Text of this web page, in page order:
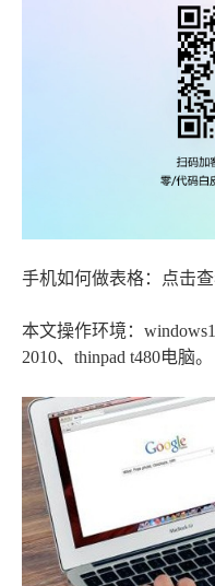
手机如何做表格：点击
本文操作环境：
2010、thinpad t480电脑。